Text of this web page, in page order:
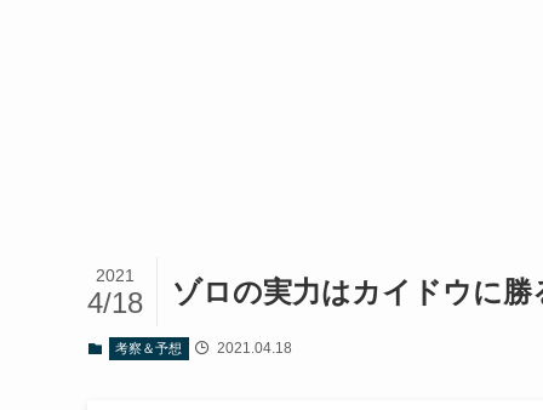
ゾロの実力はカイドウに勝
2021
4/18
考察＆予想 2021.04.18